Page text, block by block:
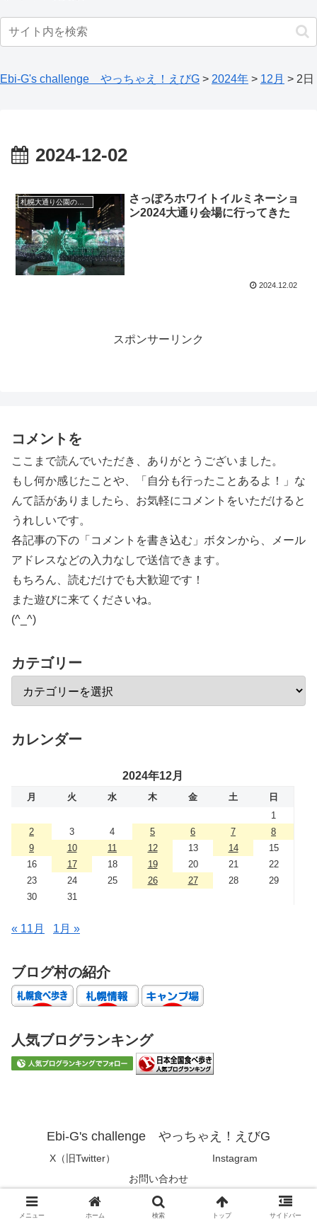
Ebi-G's challenge やっちゃえ！えびG > 2024年 > 12月 > 2日
2024-12-02
札幌大通り公園の四季
さっぽろホワイトイルミネーショ
ン2024大通り会場に行ってきた
2024.12.02
スポンサーリンク
コメントを
ここまで読んでいただき、ありがとうございました。
もし何か感じたことや、「自分も行ったことあるよ！」な
んて話がありましたら、お気軽にコメントをいただけると
うれしいです。
各記事の下の「コメントを書き込む」ボタンから、メール
アドレスなどの入力なしで送信できます。
もちろん、読むだけでも大歓迎です！
また遊びに来てくださいね。
(^_^)
カテゴリー
カレンダー
2024年12月
月 火 水 木 金 土
日
1
2
3 4 5 6 7
8
9
10 11 12 13 14
15
16
17 18 19 20 21
22
23
24 25 26 27 28
29
30
31
« 11月 1月 »
ブログ村の紹介
人気ブログランキング
Ebi-G's challenge やっちゃえ！えびG
X（旧Twitter）
Instagram
お問い合わせ
© 2019 Ebi-G's challenge やっちゃえ！えびG.
メニュー ホーム 検索 トップ サイドバー